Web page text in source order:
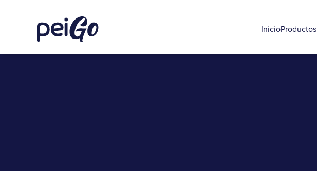
InicioProductos